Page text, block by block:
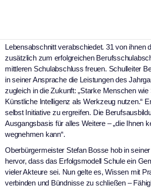
Lebensabschnitt verabschiedet. 31 von ihnen
zusätzlich zum erfolgreichen
mittleren Schulabschluss freuen. Schulleiter
in seiner Ansprache die Leistungen des
zugleich in die Zukunft: „Starke Menschen wie
Künstliche Intelligenz als Werkzeug nutzen.“
selbst Initiative zu ergreifen. Die
Ausgangsbasis für alles Weitere – „die Ihnen
wegnehmen kann“.
Oberbürgermeister Stefan Bosse hob in
hervor, dass das Erfolgsmodell Schule ein
vieler Akteure sei. Nun gelte es, Wissen mit
verbinden und Bündnisse zu schließen –